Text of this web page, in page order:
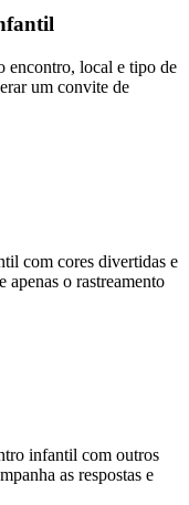
encontro, local e tipo de
um convite de
com cores divertidas e
apenas o rastreamento
infantil com outros
as respostas e